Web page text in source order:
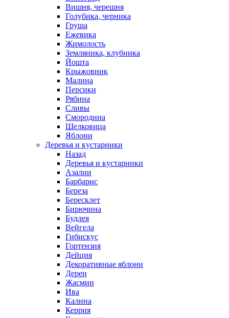
Вишня, черешня
Голубика, черника
Груша
Ежевика
Жимолость
Земляника, клубника
Йошта
Крыжовник
Малина
Персики
Рябина
Сливы
Смородина
Шелковица
Яблони
Деревья и кустарники
Назад
Деревья и кустарники
Азалии
Барбарис
Береза
Бересклет
Бирючина
Будлея
Вейгела
Гибискус
Гортензия
Дейция
Декоративные яблони
Дерен
Жасмин
Ива
Калина
Керрия